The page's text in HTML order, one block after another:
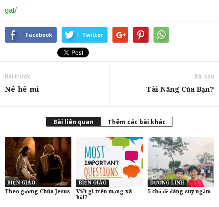
gat/
Facebook Twitter
Bài trước
Nê-hê-mi
Bài sau
Tài Năng Của Bạn?
Bài liên quan Thêm các bài khác
BIỆN GIÁO
Theo gương Chúa Jesus
BIỆN GIÁO
Viết gì trên mạng xã
hội?
DƯỠNG LINH
5 chủ đề đáng suy ngẫm